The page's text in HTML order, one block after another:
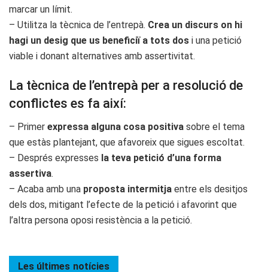
marcar un límit.
– Utilitza la tècnica de l’entrepà. Crea un discurs on hi
hagi un desig que us beneficiï a tots dos i una petició
viable i donant alternatives amb assertivitat.
La tècnica de l’entrepà per a resolució de
conflictes es fa així:
– Primer expressa alguna cosa positiva sobre el tema
que estàs plantejant, que afavoreix que sigues escoltat.
– Després expresses la teva petició d’una forma
assertiva.
– Acaba amb una proposta intermitja entre els desitjos
dels dos, mitigant l’efecte de la petició i afavorint que
l’altra persona oposi resistència a la petició.
Les últimes notícies